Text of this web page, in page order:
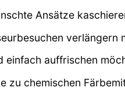
Ansätze
verlängern
einfach auffrischen
zu chemischen